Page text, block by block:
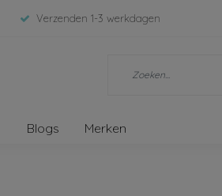
Verzenden 1-3 werkdagen
Blogs Merken